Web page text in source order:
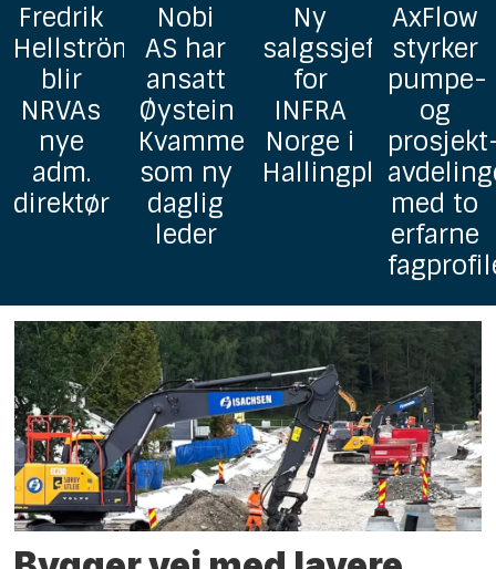
Nobi
AS har
ansatt
Øystein
Kvamme
som ny
daglig
Ny
salgssjef
for
INFRA
Norge i
Hallingplast
AxFlow
styrker
pumpe-
og
prosjekt-
avdelingen
fagprofiler
Helnor
har
ansatt
Arild
Myhrer
i